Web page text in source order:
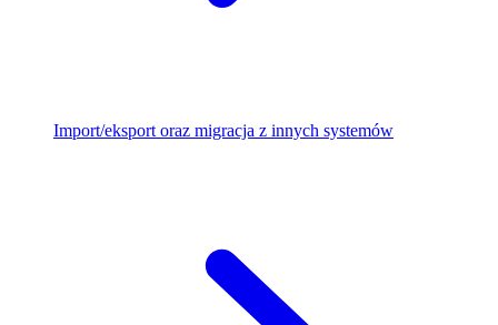
Import/eksport oraz migracja z innych systemów